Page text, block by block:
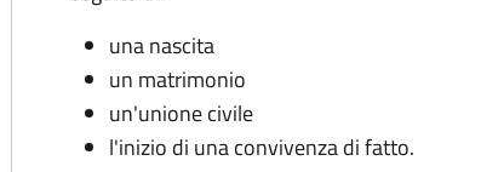
una nascita
un matrimonio
un'unione civile
l'inizio di una convivenza di fatto.